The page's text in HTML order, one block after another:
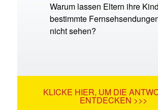
Warum lassen Eltern ihre
bestimmte
nicht sehen?
KLICKE HIER, UM DIE
ENTDECKEN >>>